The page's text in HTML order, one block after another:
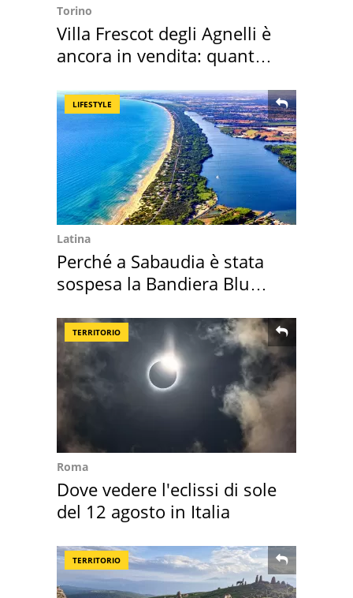
Torino
Villa Frescot degli Agnelli è
ancora in vendita: quanto
LIFESTYLE
Latina
Perché a Sabaudia è stata
sospesa la Bandiera Blu
TERRITORIO
Roma
Dove vedere l'eclissi di sole
del 12 agosto in Italia
TERRITORIO